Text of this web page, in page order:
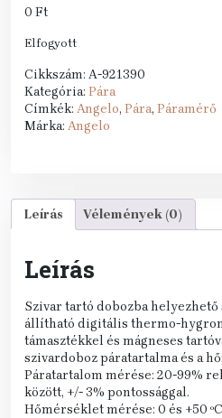
0 Ft
Elfogyott
Cikkszám: A-921390
Kategória: Pára
Címkék: Angelo, Pára, Páramérő
Márka: Angelo
Leírás Vélemények (0)
Leírás
Szivar tartó dobozba
állítható digitális thermo-
támasztékkel és mágneses
szivardoboz páratartalma és a
Páratartalom mérése: 20-99%
között, +/- 3% pontossággal.
Hőmérséklet mérése: 0 és +50